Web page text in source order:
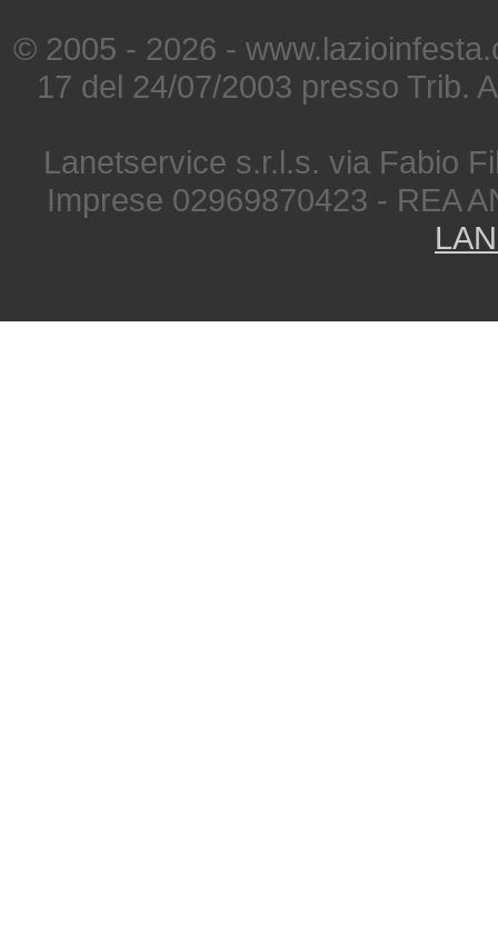
© 2005 - 2026 -
17 del 24/07/2003 presso Trib.
Lanetservice s.r.l.s. via Fabio
Imprese 02969870423 - REA